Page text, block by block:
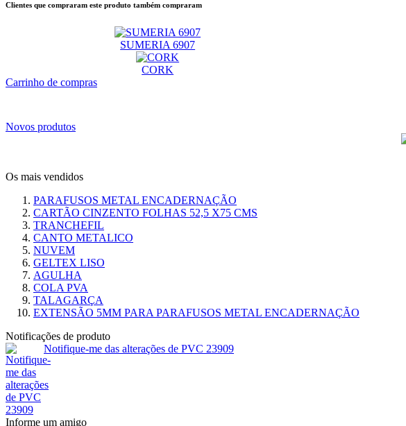
Clientes que compraram este produto também compraram
SUMERIA 6907
CORK
Carrinho de compras
Novos produtos
Os mais vendidos
PARAFUSOS METAL ENCADERNAÇÃO
CARTÃO CINZENTO FOLHAS 52,5 X75 CMS
TRANCHEFIL
CANTO METALICO
NUVEM
GELTEX LISO
AGULHA
COLA PVA
TALAGARÇA
EXTENSÃO 5MM PARA PARAFUSOS METAL ENCADERNAÇÃO
Notificações de produto
Notifique-me das alterações de PVC 23909
Informe um amigo